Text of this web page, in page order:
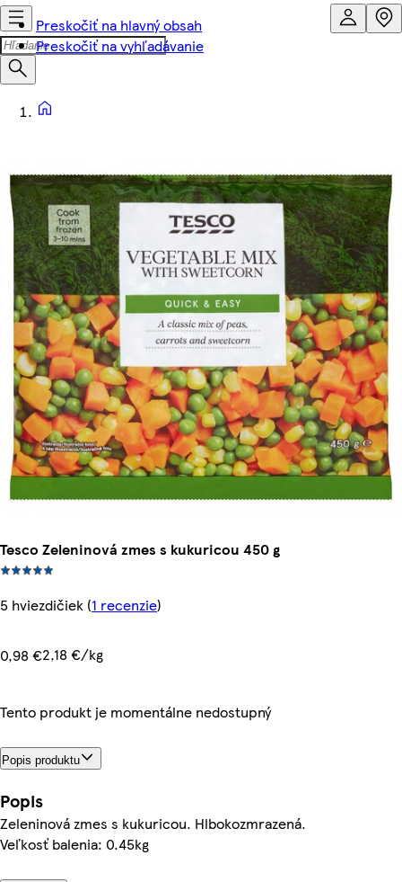
Preskočiť na hlavný obsah
Preskočiť na vyhľadávanie
Tesco Zeleninová zmes s kukuricou 450 g
5 hviezdičiek (1 recenzie)
0,98 €2,18 €/kg
Tento produkt je momentálne nedostupný
Popis produktu
Popis
Zeleninová zmes s kukuricou. Hlbokozmrazená.
Veľkosť balenia: 0.45kg